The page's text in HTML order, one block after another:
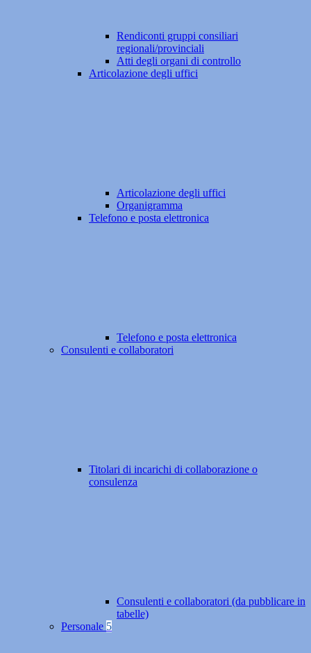
Rendiconti gruppi consiliari
regionali/provinciali
Atti degli organi di controllo
Articolazione degli uffici
Articolazione degli uffici
Organigramma
Telefono e posta elettronica
Telefono e posta elettronica
Consulenti e collaboratori
Titolari di incarichi di collaborazione o
consulenza
Consulenti e collaboratori (da pubblicare in
tabelle)
Personale 5